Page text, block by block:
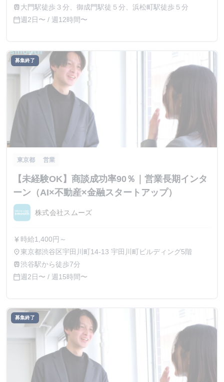
train 大門駅徒歩３分、御成門駅徒５分、浜松町駅徒歩５分
calendar_today週2日〜 / 週12時間〜
募集終了
東京都 営業
【未経験OK】商談成功率90％｜営業長期インタ
ーン（AI×不動産×金融スタートアップ）
株式会社スムーズ
currency_yen 時給1,400円～
place東京都渋谷区宇田川町14-13 宇田川町ビルディング5階
train渋谷駅から徒歩7分
calendar_today週2日〜 / 週15時間〜
募集終了